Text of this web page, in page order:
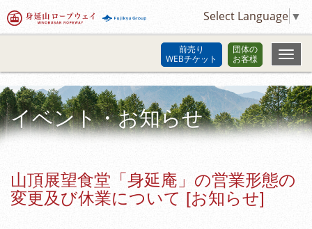
Select Language ▼
前売り
WEBチケット
団体の
お客様
イベント・お知らせ
山頂展望食堂「身延庵」の営業形態の
変更及び休業について [お知らせ]